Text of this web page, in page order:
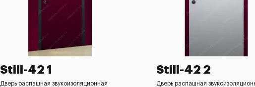
Still-42 1
Дверь распашная звукоизоляционная
Still-42 2
Дверь распашная